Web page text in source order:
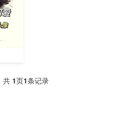
共 1页1条记录